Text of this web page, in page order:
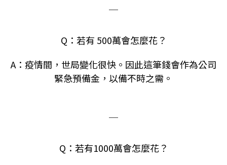
Q：若有 500萬會怎麼花？​
A：疫情間，世局變化很快。因此這筆錢會作為公司
緊急預備金，以備不時之需。
Q：若有1000萬會怎麼花？​